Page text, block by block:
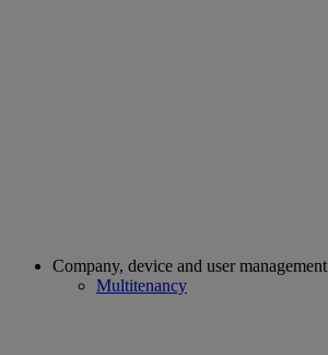
Company, device and user management
Multitenancy